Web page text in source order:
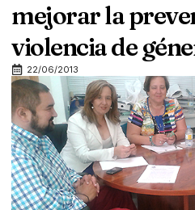
mejorar la
violencia de
22/06/2013